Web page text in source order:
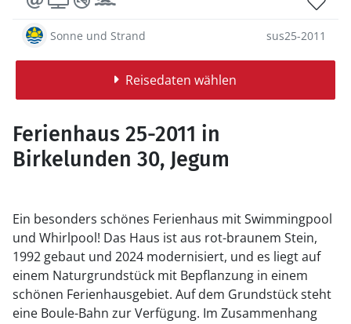
Sonne und Strand sus25-2011
Reisedaten wählen
Ferienhaus 25-2011 in
Birkelunden 30, Jegum
Ein besonders schönes Ferienhaus mit Swimmingpool
und Whirlpool! Das Haus ist aus rot-braunem Stein,
1992 gebaut und 2024 modernisiert, und es liegt auf
einem Naturgrundstück mit Bepflanzung in einem
schönen Ferienhausgebiet. Auf dem Grundstück steht
eine Boule-Bahn zur Verfügung. Im Zusammenhang